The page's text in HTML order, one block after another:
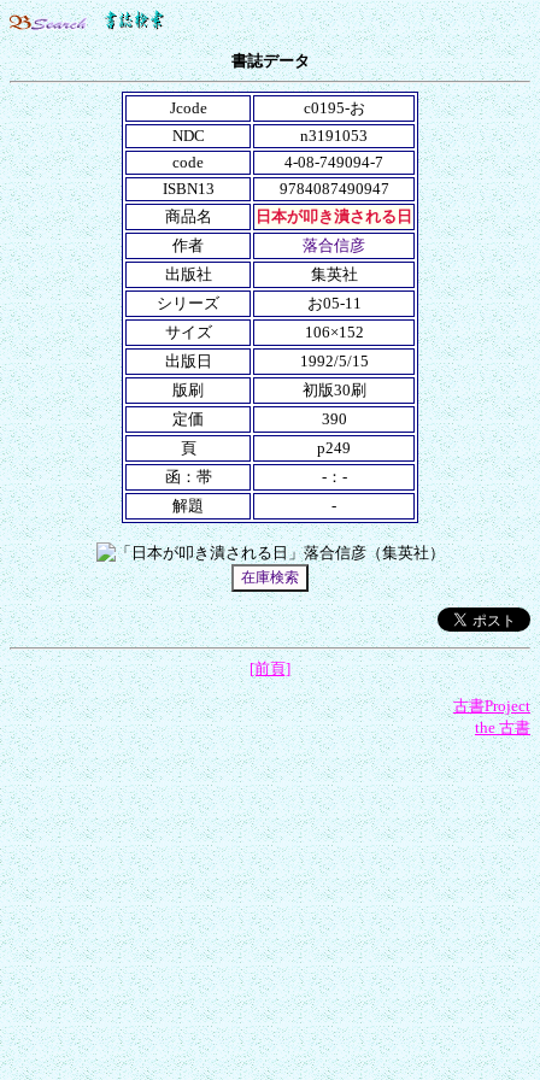
書誌データ
Jcode
c0195-お
NDC
n3191053
code
4-08-749094-7
ISBN13
9784087490947
商品名
日本が叩き潰される日
作者
落合信彦
出版社
集英社
シリーズ
お05-11
サイズ
106×152
出版日
1992/5/15
版刷
初版30刷
定価
390
頁
p249
函：帯
-：-
解題
-
[前頁]
古書Project
the 古書